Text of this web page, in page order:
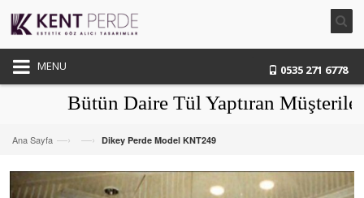
0535 271 6778
MENU
Bütün Daire Tül Yaptıran
Ana Sayfa —› —› Dikey Perde Model KNT249